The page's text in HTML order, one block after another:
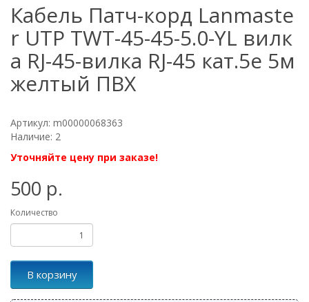
Кабель Патч-корд Lanmaste
r UTP TWT-45-45-5.0-YL вилк
а RJ-45-вилка RJ-45 кат.5е 5м
желтый ПВХ
Артикул: m00000068363
Наличие: 2
Уточняйте цену при заказе!
500 р.
Количество
В корзину